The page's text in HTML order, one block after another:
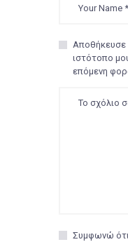
Αποθήκευσε
ιστότοπο
επόμενη
Συμφωνώ